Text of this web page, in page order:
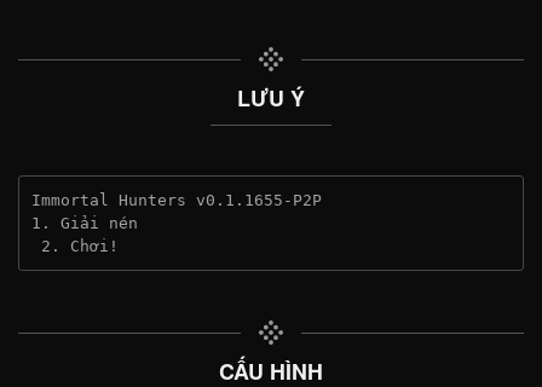
LƯU Ý
Immortal Hunters v0.1.1655-P2P
1. Giải nén
2. Chơi!
CẤU HÌNH